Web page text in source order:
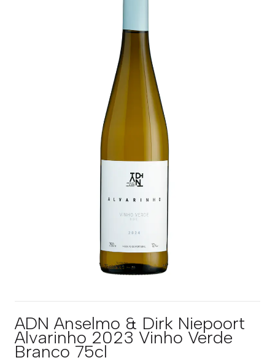
ADN Anselmo & Dirk Niepoort
Alvarinho 2023 Vinho Verde
Branco 75cl